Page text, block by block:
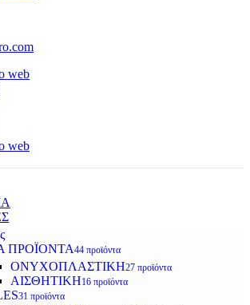
ΠΡΟΪΟΝΤΑ44 προϊόντα
ΟΝΥΧΟΠΛΑΣΤΙΚΗ27 προϊόντα
ΑΙΣΘΗΤΙΚΗ16 προϊόντα
31 προϊόντα